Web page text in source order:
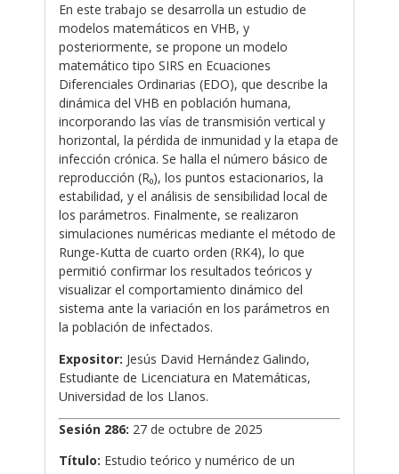
En este trabajo se desarrolla un estudio de
modelos matemáticos en VHB, y
posteriormente, se propone un modelo
matemático tipo SIRS en Ecuaciones
Diferenciales Ordinarias (EDO), que describe la
dinámica del VHB en población humana,
incorporando las vías de transmisión vertical y
horizontal, la pérdida de inmunidad y la etapa de
infección crónica. Se halla el número básico de
reproducción (R₀), los puntos estacionarios, la
estabilidad, y el análisis de sensibilidad local de
los parámetros. Finalmente, se realizaron
simulaciones numéricas mediante el método de
Runge-Kutta de cuarto orden (RK4), lo que
permitió confirmar los resultados teóricos y
visualizar el comportamiento dinámico del
sistema ante la variación en los parámetros en
la población de infectados.
Expositor: Jesús David Hernández Galindo,
Estudiante de Licenciatura en Matemáticas,
Universidad de los Llanos.
Sesión 286: 27 de octubre de 2025
Título: Estudio teórico y numérico de un